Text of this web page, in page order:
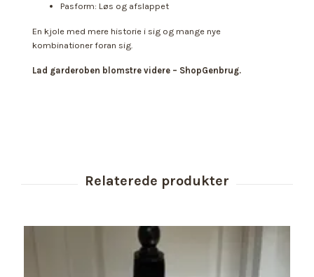
Pasform: Løs og afslappet
En kjole med mere historie i sig og mange nye
kombinationer foran sig.
Lad garderoben blomstre videre – ShopGenbrug.